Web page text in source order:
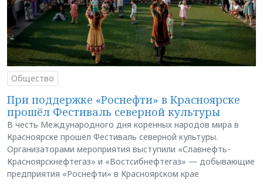
Общество
При поддержке «Роснефти» в Красноярске
прошёл Фестиваль северной культуры
В честь Международного дня коренных народов мира в
Красноярске прошёл Фестиваль северной культуры.
Организаторами мероприятия выступили «Славнефть-
Красноярскнефтегаз» и «Востсибнефтегаз» — добывающие
предприятия «Роснефти» в Красноярском крае